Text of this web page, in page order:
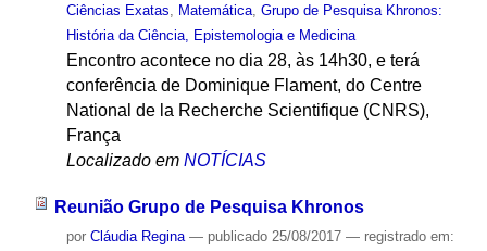
Ciências Exatas
Matemática, Grupo de Pesquisa Khronos:
História da Ciência, Epistemologia e Medicina
Encontro acontece no dia 28, às 14h30, e terá
conferência de Dominique Flament, do Centre
National de la Recherche Scientifique (CNRS),
França
Localizado em NOTÍCIAS
Reunião Grupo de Pesquisa Khronos
por Cláudia Regina — publicado25/08/2017 — registrado em: